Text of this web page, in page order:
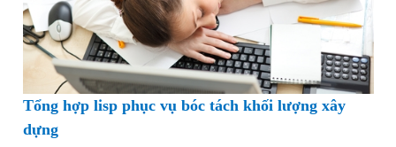
Tổng hợp lisp phục vụ bóc tách khối lượng xây
dựng